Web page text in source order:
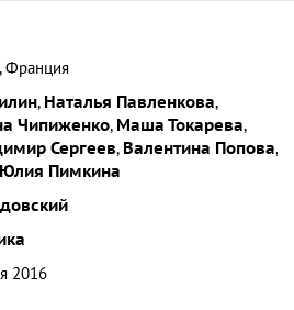
Франция
, Наталья Павленкова,
Чипиженко, Маша Токарева,
Сергеев, Валентина Попова,
Юлия Пимкина
2016